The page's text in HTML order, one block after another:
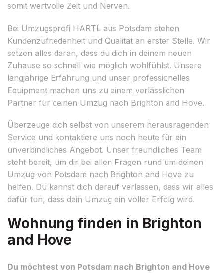
somit wertvolle Zeit und Nerven.
Bei Umzugsprofi HÄRTL aus Potsdam stehen
Kundenzufriedenheit und Qualität an erster Stelle. Wir
setzen alles daran, dass du dich in deinem neuen
Zuhause so schnell wie möglich wohlfühlst. Unsere
langjährige Erfahrung und unser professionelles
Equipment machen uns zu einem verlässlichen
Partner für deinen Umzug nach Brighton and Hove.
Überzeuge dich selbst von unserem herausragenden
Service und kontaktiere uns noch heute für ein
unverbindliches Angebot. Unser freundliches Team
steht bereit, um dir bei allen Fragen rund um deinen
Umzug von Potsdam nach Brighton and Hove zu
helfen. Du kannst dich darauf verlassen, dass wir alles
dafür tun, dass dein Umzug ein voller Erfolg wird.
Wohnung finden in Brighton
and Hove
Du möchtest von Potsdam nach Brighton and Hove